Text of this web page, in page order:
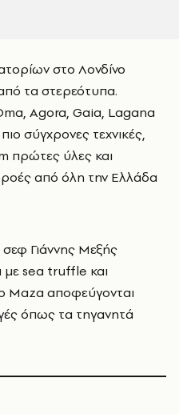
στο Λονδίνο
τα στερεότυπα.
Agora, Gaia, Lagana
σύγχρονες τεχνικές,
ύλες και
από όλη την Ελλάδα
Γιάννης Μεξής
με sea truffle και
Maza αποφεύγονται
όπως τα τηγανητά